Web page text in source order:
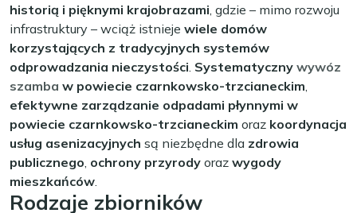
historią i pięknymi krajobrazami, gdzie – mimo rozwoju
infrastruktury – wciąż istnieje wiele domów
korzystających z tradycyjnych systemów
odprowadzania nieczystości. Systematyczny wywóz
szamba w powiecie czarnkowsko-trzcianeckim,
efektywne zarządzanie odpadami płynnymi w
powiecie czarnkowsko-trzcianeckim oraz koordynacja
usług asenizacyjnych są niezbędne dla zdrowia
publicznego, ochrony przyrody oraz wygody
mieszkańców.
Rodzaje zbiorników